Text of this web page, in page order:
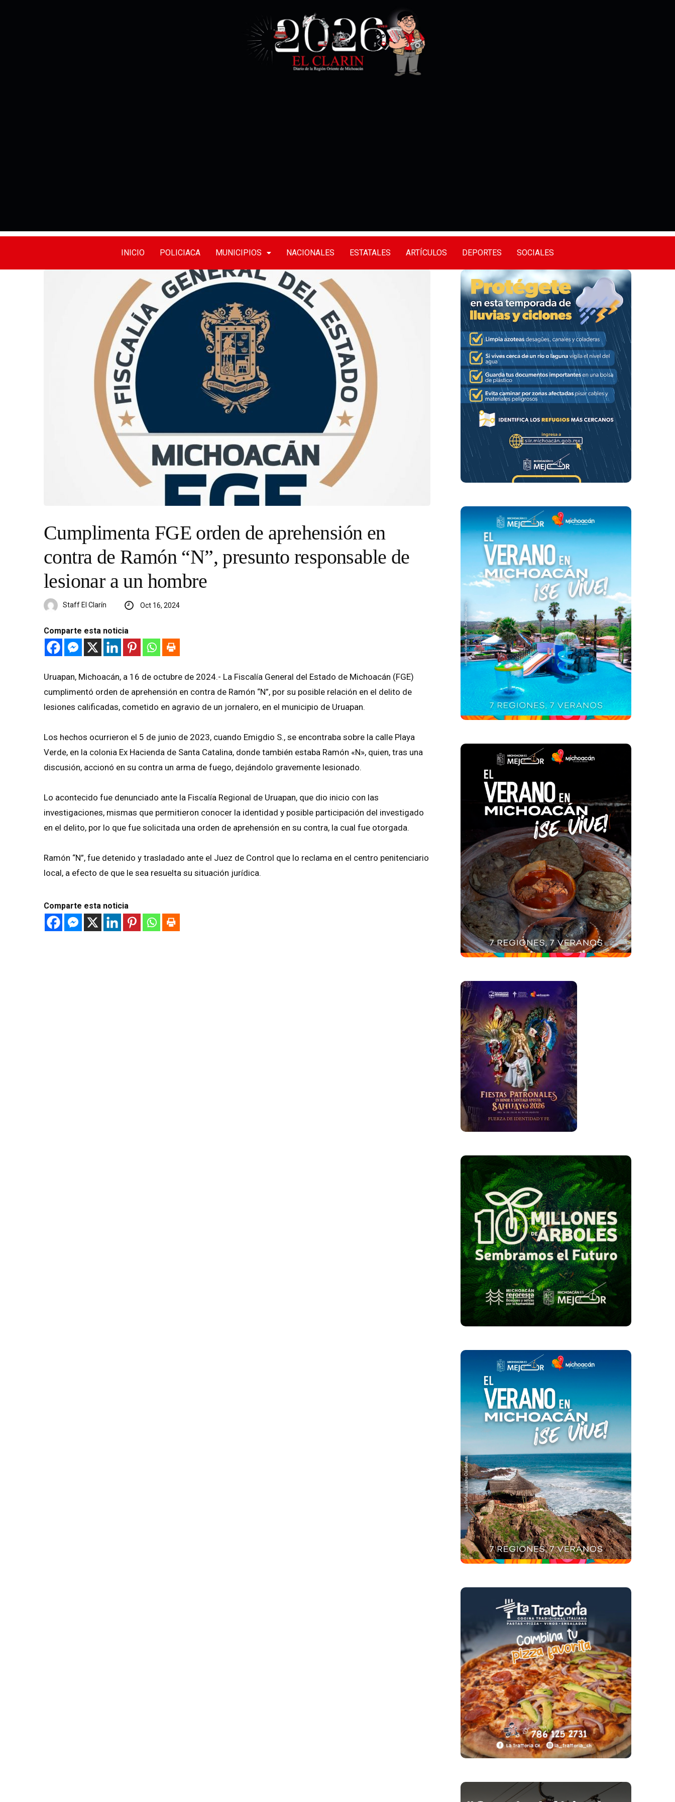
INICIO POLICIACA MUNICIPIOS NACIONALES ESTATALES ARTÍCULOS DEPORTES SOCIALES
Cumplimenta FGE orden de aprehensión en
contra de Ramón “N”, presunto responsable de
lesionar a un hombre
Staff El Clarín Oct 16, 2024
Comparte esta noticia
Uruapan, Michoacán, a 16 de octubre de 2024.- La Fiscalía General del Estado de Michoacán (FGE)
cumplimentó orden de aprehensión en contra de Ramón “N”, por su posible relación en el delito de
lesiones calificadas, cometido en agravio de un jornalero, en el municipio de Uruapan.
Los hechos ocurrieron el 5 de junio de 2023, cuando Emigdio S., se encontraba sobre la calle Playa
Verde, en la colonia Ex Hacienda de Santa Catalina, donde también estaba Ramón «N», quien, tras una
discusión, accionó en su contra un arma de fuego, dejándolo gravemente lesionado.
Lo acontecido fue denunciado ante la Fiscalía Regional de Uruapan, que dio inicio con las
investigaciones, mismas que permitieron conocer la identidad y posible participación del investigado
en el delito, por lo que fue solicitada una orden de aprehensión en su contra, la cual fue otorgada.
Ramón “N”, fue detenido y trasladado ante el Juez de Control que lo reclama en el centro penitenciario
local, a efecto de que le sea resuelta su situación jurídica.
Comparte esta noticia